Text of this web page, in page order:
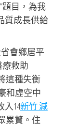
題目，為我
質成長供給
會鄉居平
療救助
這種失衡
和虛空中
入14新竹 減
累贅。住